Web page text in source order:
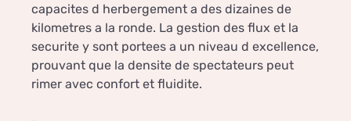
capacites d herbergement a des dizaines de
kilometres a la ronde. La gestion des flux et la
securite y sont portees a un niveau d excellence,
prouvant que la densite de spectateurs peut
rimer avec confort et fluidite.